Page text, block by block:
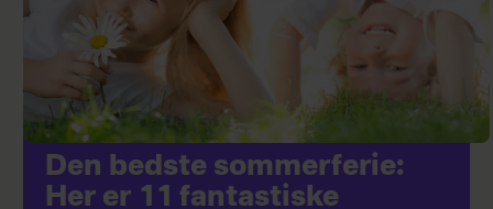
Den bedste sommerferie:
Her er 11 fantastiske